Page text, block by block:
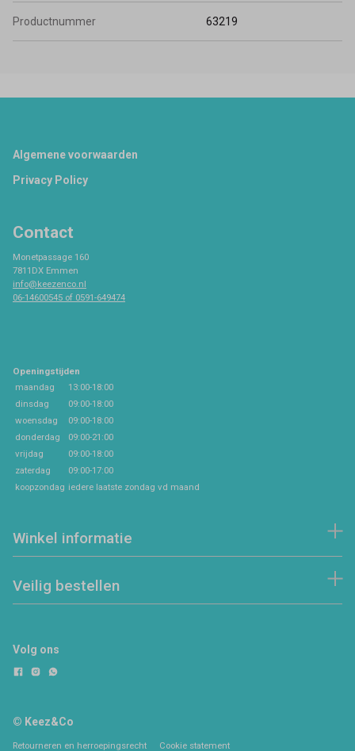
Productnummer 63219
Footer
Algemene voorwaarden
Privacy Policy
Contact
Monetpassage 160
7811DX Emmen
info@keezenco.nl
06-14600545 of 0591-649474
Openingstijden
maandag
13:00-18:00
dinsdag
09:00-18:00
woensdag
09:00-18:00
donderdag
09:00-21:00
vrijdag
09:00-18:00
zaterdag
09:00-17:00
koopzondag iedere laatste zondag vd maand
Winkel informatie
Veilig bestellen
Volg ons
© Keez&Co
Retourneren en herroepingsrecht Cookie statement